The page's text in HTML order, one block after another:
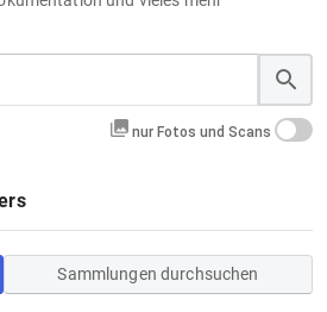
nur Fotos und Scans
Sammlungen durchsuchen